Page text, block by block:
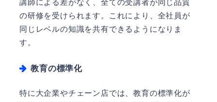
講師による差がなく、全ての受講者が同じ品質
の研修を受けられます。これにより、全社員が
同じレベルの知識を共有できるようになりま
す。
教育の標準化
特に大企業やチェーン店では、教育の標準化が